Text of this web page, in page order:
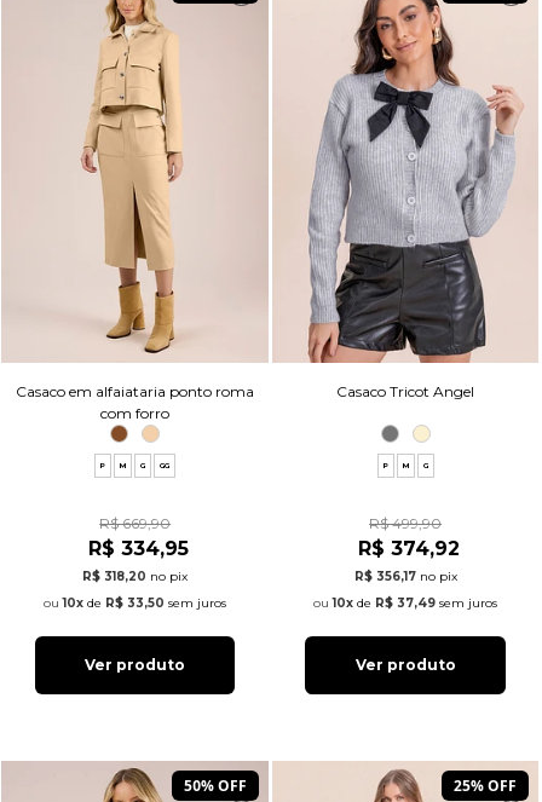
Casaco em alfaiataria ponto roma
com forro
P M G GG
R$ 669,90
R$ 334,95
R$ 318,20 no pix
10x de R$ 33,50 sem juros
Ver produto
Casaco Tricot Angel
P M G
R$ 499,90
R$ 374,92
R$ 356,17 no pix
10x de R$ 37,49 sem juros
Ver produto
50% OFF 25% OFF